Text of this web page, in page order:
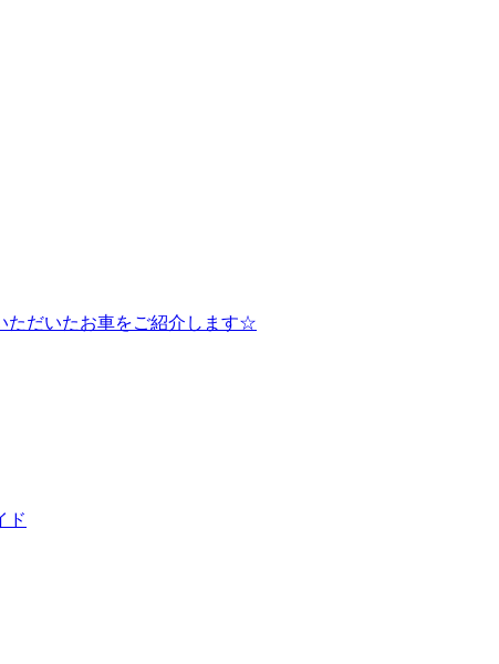
ただいたお車をご紹介します☆
ド